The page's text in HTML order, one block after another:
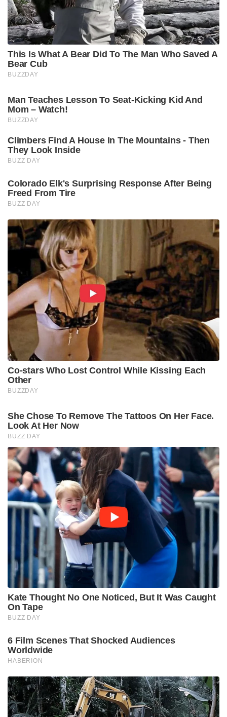
This Is What A Bear Did To The Man Who Saved A
Bear Cub
BUZZDAY
Man Teaches Lesson To Seat-Kicking Kid And
Mom – Watch!
BUZZDAY
Climbers Find A House In The Mountains - Then
They Look Inside
BUZZ DAY
Colorado Elk's Surprising Response After Being
Freed From Tire
BUZZ DAY
Co-stars Who Lost Control While Kissing Each
Other
BUZZDAY
She Chose To Remove The Tattoos On Her Face.
Look At Her Now
BUZZ DAY
Kate Thought No One Noticed, But It Was Caught
On Tape
BUZZ DAY
6 Film Scenes That Shocked Audiences
Worldwide
HABERION